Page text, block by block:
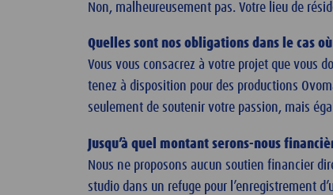
Non, malheureusement pas. Votre lieu de
Quelles sont nos obligations dans le cas
Vous vous consacrez à votre projet que vous
tenez à disposition pour des productions
seulement de soutenir votre passion, mais
Jusqu’à quel montant serons-nous
Nous ne proposons aucun soutien financier
studio dans un refuge pour l’enregistrement